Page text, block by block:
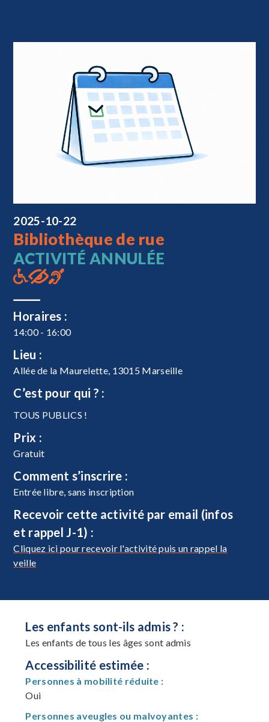
2025-10-22
Bibliothèque de rue
ACTIVITÉ ANNULÉE
Horaires :
14:00 - 16:00
Lieu :
Allée de la Maurelette, 13015 Marseille
C’est pour qui ? :
TOUS PUBLICS !
Prix :
Gratuit
Comment s’inscrire :
Entrée libre, sans inscription
Recevoir cette activité par email (infos
et rappel J-1) :
Cliquez ici pour recevoir l'activité puis un rappel la
veille
Les enfants sont-ils admis ? :
Les enfants de tous les âges sont admis
Accessibilité estimée :
Personnes à mobilité réduite :
Oui
Personnes aveugles ou malvoyantes :